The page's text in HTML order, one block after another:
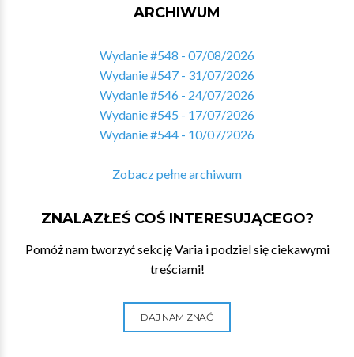
ARCHIWUM
Wydanie #548 - 07/08/2026
Wydanie #547 - 31/07/2026
Wydanie #546 - 24/07/2026
Wydanie #545 - 17/07/2026
Wydanie #544 - 10/07/2026
Zobacz pełne archiwum
ZNALAZŁEŚ COŚ INTERESUJĄCEGO?
Pomóż nam tworzyć sekcję Varia i podziel się ciekawymi
treściami!
DAJ NAM ZNAĆ